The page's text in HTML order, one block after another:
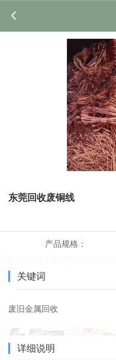
东莞回收废铜线
产品规格：
关键词
废旧金属回收
详细说明